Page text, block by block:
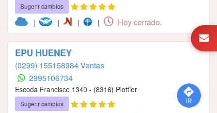
Sugerir cambios
| | | | Hoy cerrado.
EPU HUENEY
(0299) 155158984 Ventas
2995106734
Escoda Francisco 1340 - (8316) Plottier
Sugerir cambios